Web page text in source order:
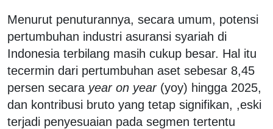
Menurut penuturannya, secara umum, potensi
pertumbuhan industri asuransi syariah di
Indonesia terbilang masih cukup besar. Hal itu
tecermin dari pertumbuhan aset sebesar 8,45
persen secara year on year(yoy) hingga 2025,
dan kontribusi bruto yang tetap signifikan, ,eski
terjadi penyesuaian pada segmen tertentu